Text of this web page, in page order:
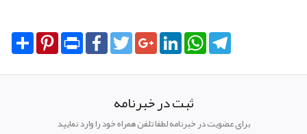
Share PinterestPrint FacebookTwitterGoogle+LinkedInWhatsApp
ثبت در خبرنامه
برای عضویت در خبرنامه لطفا تلفن همراه خود را وارد نمایید